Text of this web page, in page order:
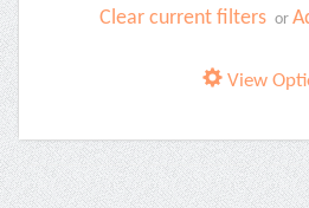
Clear current filters or
View